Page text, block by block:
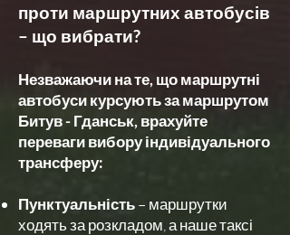
проти маршрутних автобусів
– що вибрати?
Незважаючи на те, що маршрутні
автобуси курсують за маршрутом
Битув - Гданськ, врахуйте
переваги вибору індивідуального
трансферу:
Пунктуальність– маршрутки
ходять за розкладом, а наше таксі